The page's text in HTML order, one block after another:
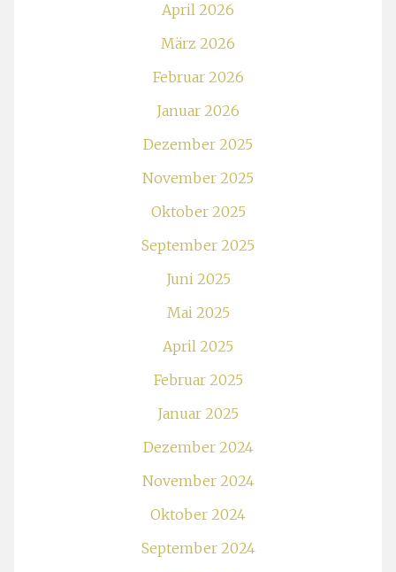
April 2026
März 2026
Februar 2026
Januar 2026
Dezember 2025
November 2025
Oktober 2025
September 2025
Juni 2025
Mai 2025
April 2025
Februar 2025
Januar 2025
Dezember 2024
November 2024
Oktober 2024
September 2024